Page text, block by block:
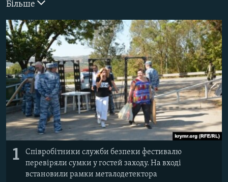
СВІДЧЕННЯ ОКУПАЦІЇ
УКРАЇНСЬКА ПРОБЛЕМА КРИМУ
ІНФОГРАФІКА
Русский
Qırımtatar
ДОЛУЧАЙСЯ!
Усі сайти RFE/RL
Більше
1
Співробітники служби безпеки фестивалю
перевіряли сумки у гостей заходу. На вході
встановили рамки металодетектора